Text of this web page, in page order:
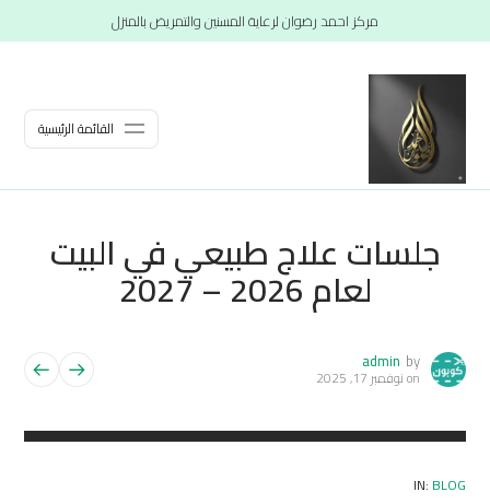
مركز احمد رضوان لرعاية المسنين والتمريض بالمنزل
القائمة الرئيسية
جلسات علاج طبيعي في البيت
لعام 2026 – 2027
by
admin
onنوفمبر 17, 2025
IN: BLOG